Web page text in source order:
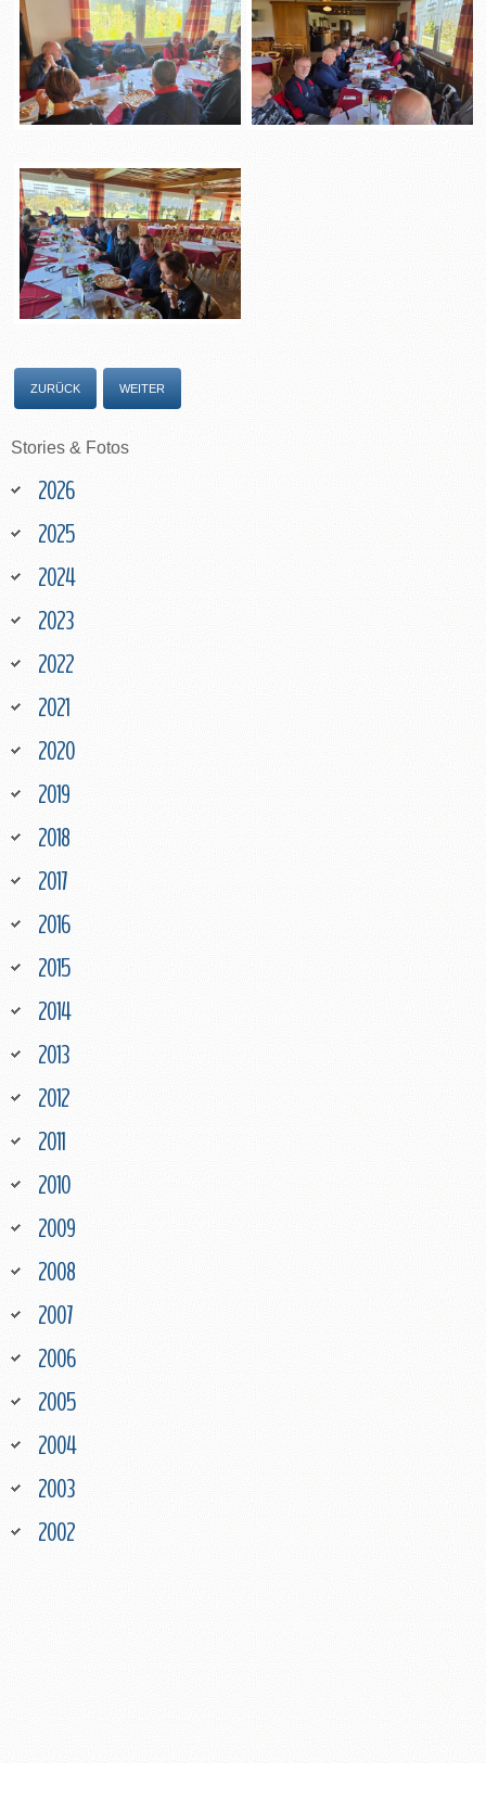
ZURÜCK WEITER
Stories & Fotos
2026
2025
2024
2023
2022
2021
2020
2019
2018
2017
2016
2015
2014
2013
2012
2011
2010
2009
2008
2007
2006
2005
2004
2003
2002